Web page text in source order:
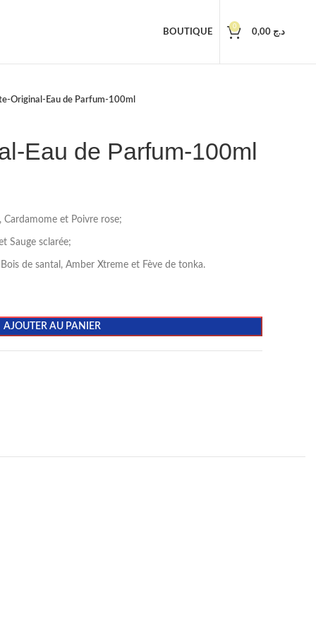
BOUTIQUE
0
د.ج
Original-Eau de Parfum-100ml
Eau de Parfum-100ml
Cardamome et Poivre rose;
Sauge sclarée;
de santal, Amber Xtreme et Fève de tonka.
AJOUTER AU PANIER